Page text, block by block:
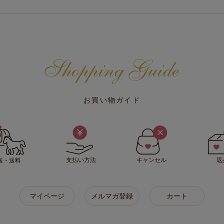
お買い物ガイド
・送料 支払い方法 キャンセル 返
マイページ メルマガ登録 カート